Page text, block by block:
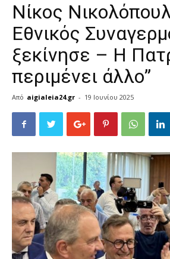
Νίκος
Εθνικός
ξεκίνησε – Η
περιμένει άλλο”
Από aigialeia24.gr - 19 Ιουνίου 2025